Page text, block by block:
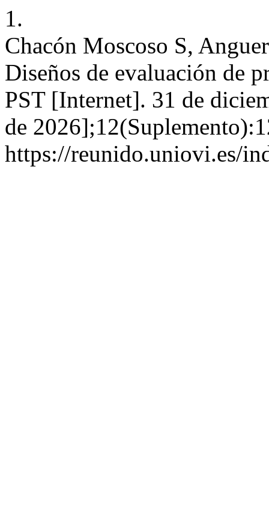
1.
Chacón Moscoso S,
Diseños de evaluación de
PST [Internet]. 31 de
de
https://reunido.uniovi.es/